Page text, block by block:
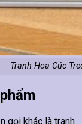
Tranh Hoa Cúc
gọi khác là tranh